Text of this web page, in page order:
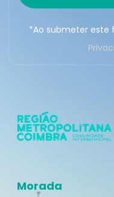
*Ao submeter este
Morada